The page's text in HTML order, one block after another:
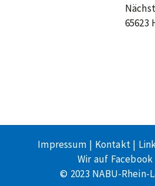
65623
Impressum | Kontakt|
Wir auf Facebook
© 2023 NABU-Rhein-